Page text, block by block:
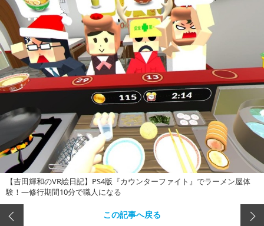
【吉田輝和のVR絵日記】PS4版『カウンターファイト』でラーメン屋体
験！―修行期間10分で職人になる
この記事へ戻る